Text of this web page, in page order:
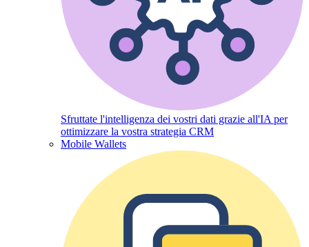
Sfruttate l'intelligenza dei vostri dati grazie all'IA per
ottimizzare la vostra strategia CRM
Mobile Wallets